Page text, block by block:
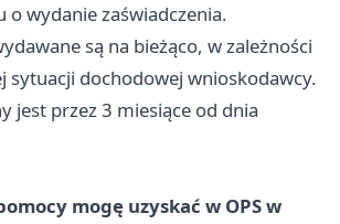
o wydanie zaświadczenia.
są na bieżąco, w zależności
sytuacji dochodowej wnioskodawcy.
jest przez 3 miesiące od dnia
mogę uzyskać w OPS w